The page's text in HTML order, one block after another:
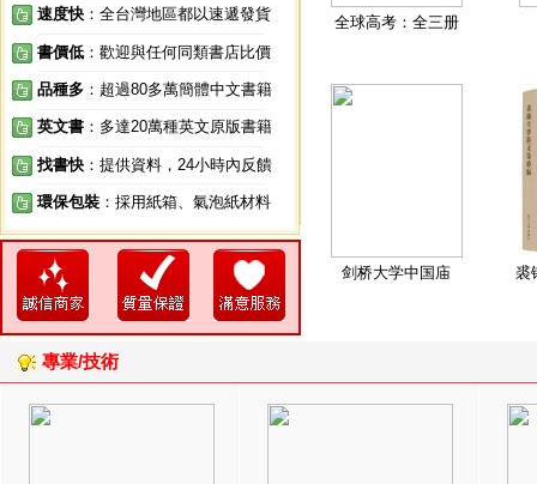
速度快 ：全台灣地區都以速遞發貨
書價低 ：歡迎與任何同類書店比價
品種多 ：超過80多萬簡體中文書籍
英文書 ：多達20萬種英文原版書籍
找書快 ：提供資料，24小時內反饋
環保包裝 ：採用紙箱、氣泡紙材料
全球高考：全三册
剑桥大学中国庙 裘
專業/技術